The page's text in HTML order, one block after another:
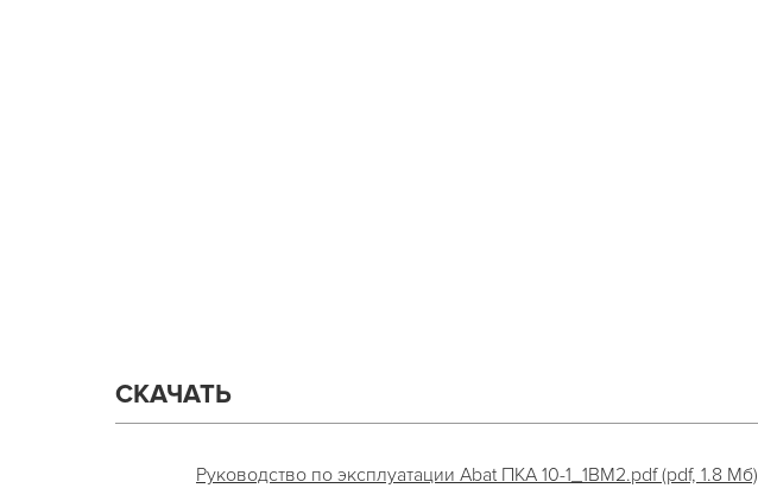
СКАЧАТЬ
Руководство по эксплуатации Abat ПКА 10-1_1ВМ2.pdf (pdf, 1.8 Мб)